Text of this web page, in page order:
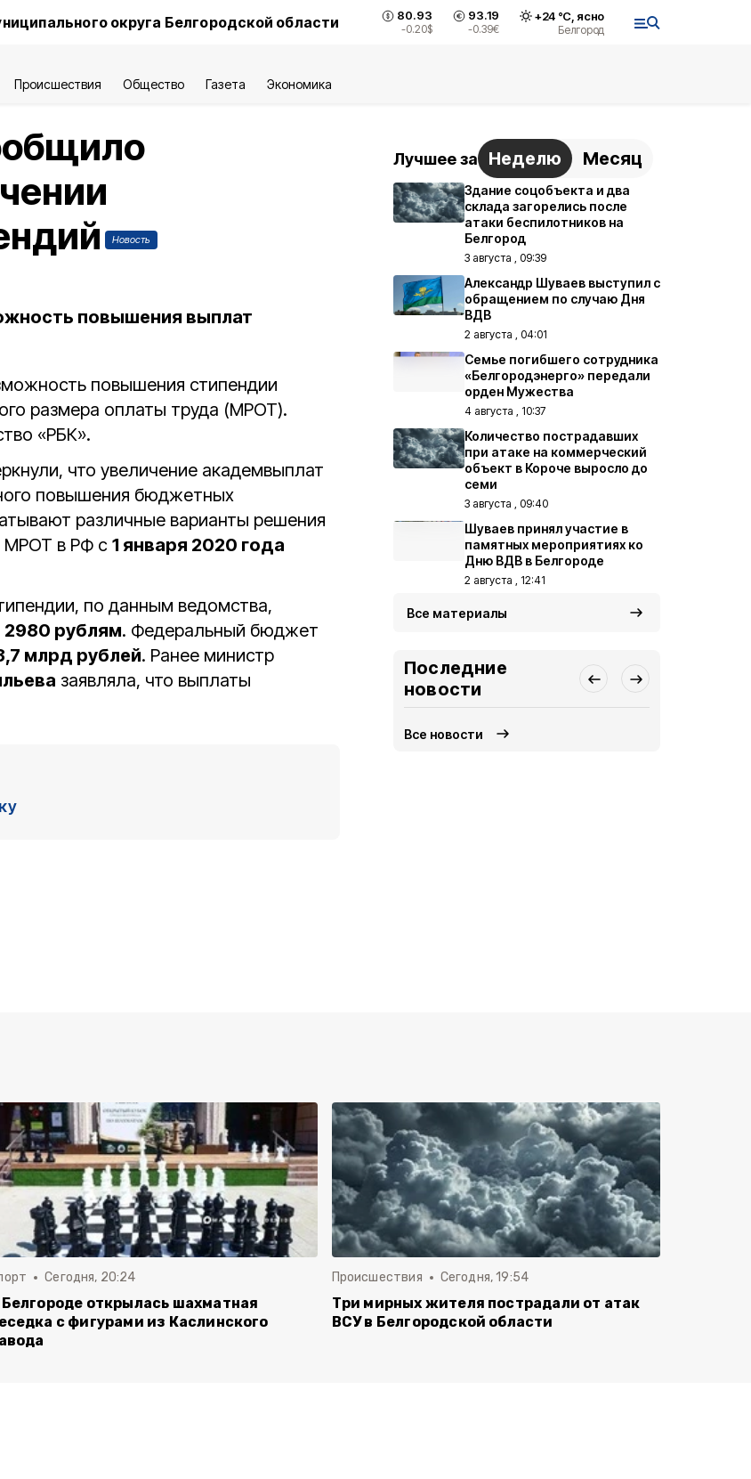
округа Белгородской области 80.93
-0.20$
93.19
-0.39€
+24°С, ясно
Белгород
Происшествия Общество Газета Экономика
Новость
повышения выплат
повышения стипендии
размера оплаты труда (МРОТ).
«РБК».
что увеличение академвыплат
повышения бюджетных
различные варианты решения
МРОТ в РФ с 1 января 2020 года
по данным ведомства,
2980 рублям. Федеральный бюджет
млрд рублей. Ранее министр
заявляла, что выплаты
Лучшее за Неделю Месяц
Здание соцобъекта и два
склада загорелись после
атаки беспилотников на
Белгород
3 августа , 09:39
Александр Шуваев выступил с
обращением по случаю Дня
ВДВ
2 августа , 04:01
Семье погибшего сотрудника
«Белгородэнерго» передали
орден Мужества
4 августа , 10:37
Количество пострадавших
при атаке на коммерческий
объект в Короче выросло до
семи
3 августа , 09:40
Шуваев принял участие в
памятных мероприятиях ко
Дню ВДВ в Белгороде
2 августа , 12:41
Все материалы
Последние
новости
Все новости
Сегодня, 20:24
Белгороде открылась шахматная
с фигурами из Каслинского
Происшествия Сегодня, 19:54
Три мирных жителя пострадали от атак
ВСУ в Белгородской области